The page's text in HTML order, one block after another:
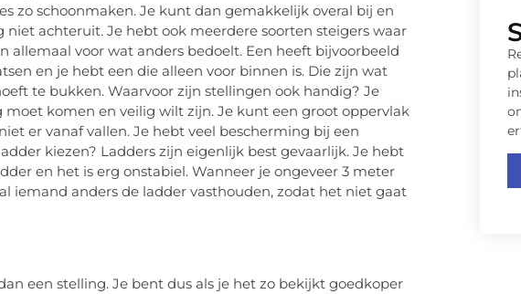
zo schoonmaken. Je kunt dan gemakkelijk overal bij en
niet achteruit. Je hebt ook meerdere soorten steigers waar
allemaal voor wat anders bedoelt. Een heeft bijvoorbeeld
en je hebt een die alleen voor binnen is. Die zijn wat
te bukken. Waarvoor zijn stellingen ook handig? Je
moet komen en veilig wilt zijn. Je kunt een groot oppervlak
er vanaf vallen. Je hebt veel bescherming bij een
kiezen? Ladders zijn eigenlijk best gevaarlijk. Je hebt
en het is erg onstabiel. Wanneer je ongeveer 3 meter
iemand anders de ladder vasthouden, zodat het niet gaat
een stelling. Je bent dus als je het zo bekijkt goedkoper